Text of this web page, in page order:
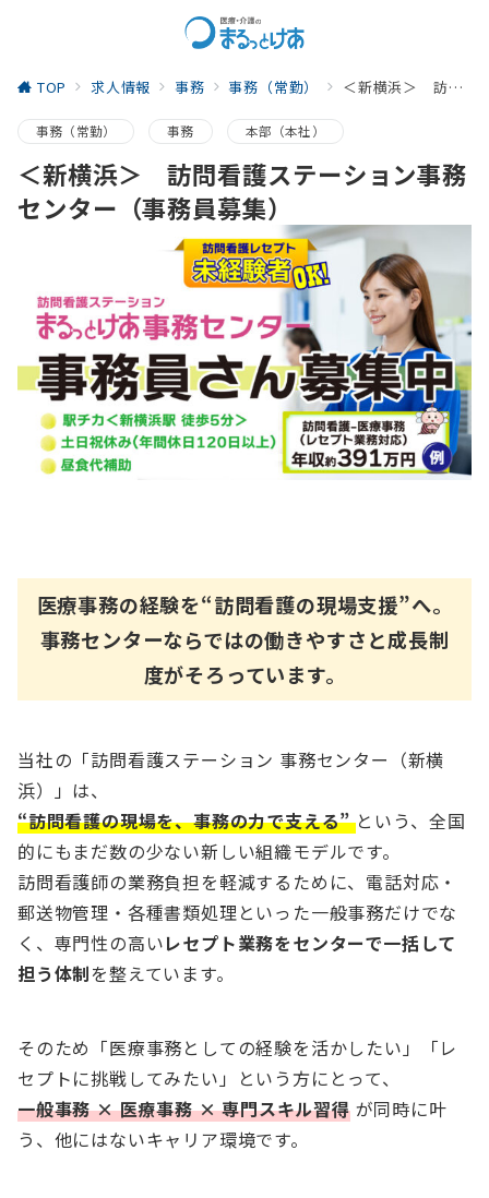
TOP 求人情報 事務 事務（常勤） ＜新横浜＞ 訪問看護ステーション事務センター（事務員募集）
事務（常勤） 事務 本部（本社）
＜新横浜＞ 訪問看護ステーション事務
センター（事務員募集）
医療事務の経験を“訪問看護の現場支援”へ。
事務センターならではの働きやすさと成長制
度がそろっています。
当社の「訪問看護ステーション 事務センター（新横
浜）」は、
“訪問看護の現場を、事務の力で支える” という、全国
的にもまだ数の少ない新しい組織モデルです。
訪問看護師の業務負担を軽減するために、電話対応・
郵送物管理・各種書類処理といった一般事務だけでな
く、専門性の高いレセプト業務をセンターで一括して
担う体制を整えています。
そのため「医療事務としての経験を活かしたい」「レ
セプトに挑戦してみたい」という方にとって、
一般事務 × 医療事務 × 専門スキル習得が同時に叶
う、他にはないキャリア環境です。